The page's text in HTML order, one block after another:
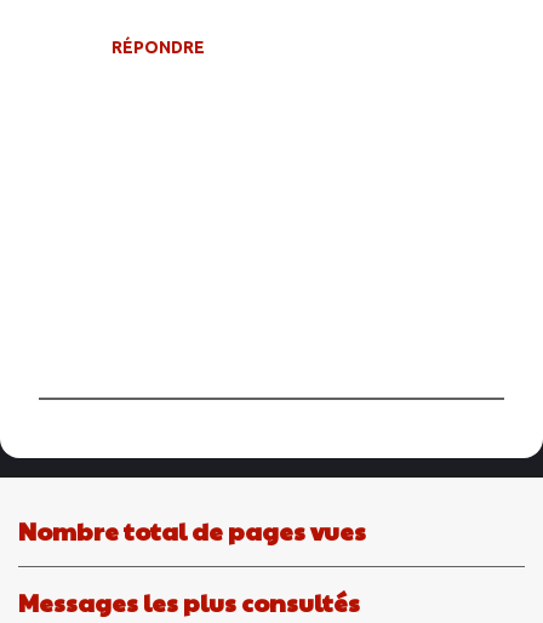
RÉPONDRE
u
b
i
e
r
n
Nombre total de pages vues
Messages les plus consultés